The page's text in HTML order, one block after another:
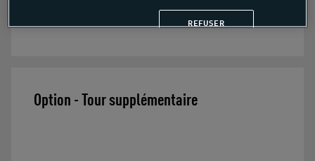
Option - Tour supplémentaire
REFUSER